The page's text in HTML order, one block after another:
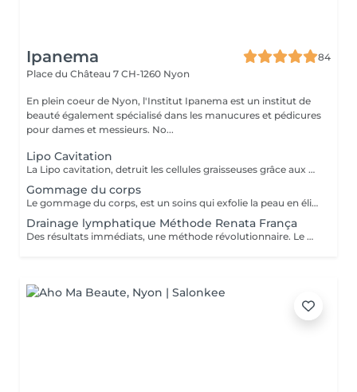
Ipanema
84
Place du Château 7 CH-1260 Nyon
En plein coeur de Nyon, l'Institut Ipanema est un institut de
beauté également spécialisé dans les manucures et pédicures
pour dames et messieurs. No...
Lipo Cavitation
La Lipo cavitation, detruit les cellules graisseuses grâce aux ultrasons, et laisse l'organisme les éliminer naturellement.
Gommage du corps
Le gommage du corps, est un soins qui exfolie la peau en éliminant les cellules mortes. Il améliore la texture de la peau, lisse les zones rugueuses comme les coudes et genoux pour offrir une peau douce et lumineuse. Les bienfaits du Gommage; - élimination des cellules mortes - diminution des poils incarnés - stimulation de la circulation sanguine - optimisation des soins suivants
Drainage lymphatique Méthode Renata França
Des résultats immédiats, une méthode révolutionnaire. Le drainage lymphatique méthode Renata França se distingue du drainage classique par des mouvements dynamiques avec une pression ferme, un rythme rapide et des pompages réguliers. Le drainage lymphatique stimule le corps et accélère ses processus d'élimination. Les manoeuvres permettent un résultat immédiat: le corps est dégonflé, drainé, les jambes lourdes sont instantanément soulagées et les oedèmes réduits. Des résultats visibles rapidement et une sensation de bien-être. Par la stimulation de la circulation sanguine et lymphatique et l'élimination/drainage des toxines, la méthode agit également sur la cellulite.Celui-ci est dégonflé et la peau est lissée et raffermie. Quels sont les effets de ce drainage; - Diminution des oedèmes - Détoxification de l'organisme - Accélère le métabolisme - Système immunitaire boosté - Stimulation de la circulation sanguine - Détente et apaisement - Améliore le sommeil Les Indications au drainage lymphatique Renata França; - Rétention d'eau et jambes lourdes - Oedème post-traumatique - Grossesse (avec avis médical) - Règles douloureuses, endométriose - Lymphoedème - Cellulite aqueuse et adipeuse - Récupération sportive - Ménopause et pré-ménopause - Stress - Troubles du sommeil Contre-indications: - Cancer - Maladies auto-immunes en phase inflammatoire - Infections, fièvre - Thrombose veineuse - Insuffisance cardiaque - tout processus infectieux